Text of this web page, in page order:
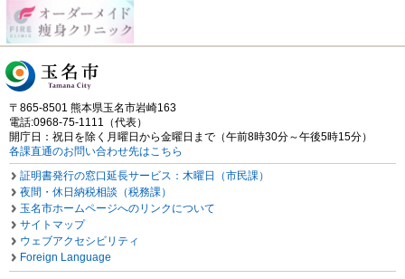
〒865-8501 熊本県玉名市岩崎163
電話:0968-75-1111（代表）
開庁日：祝日を除く月曜日から金曜日まで（午前8時30分～午後5時15分）
各課直通のお問い合わせ先はこちら
証明書発行の窓口延長サービス：木曜日（市民課）
夜間・休日納税相談（税務課）
玉名市ホームページへのリンクについて
サイトマップ
ウェブアクセシビリティ
Foreign Language